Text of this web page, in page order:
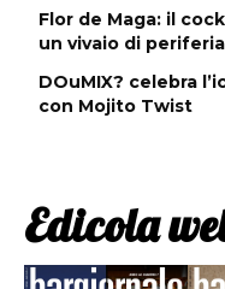
Flor de Maga: il
un vivaio di periferia
DOuMIX? celebra
con Mojito Twist
Edicola